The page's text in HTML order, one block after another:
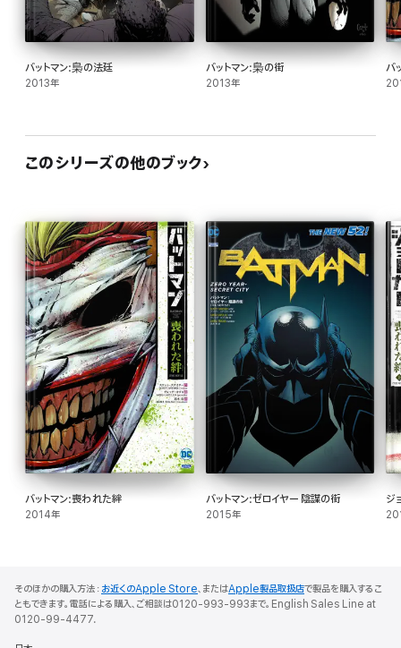
バットマン:梟の法廷
2013年
バットマン:梟の街
2013年
バ
このシリーズの他のブック
バットマン:喪われた絆
2014年
バットマン:ゼロイヤー 陰謀の街
2015年
ジ
そのほかの購入方法： お近くのApple Store、またはApple製品取扱店で製品を購入するこ
ともできます。電話による購入、ご相談は0120-993-993まで。English Sales Line at
0120-99-4477.